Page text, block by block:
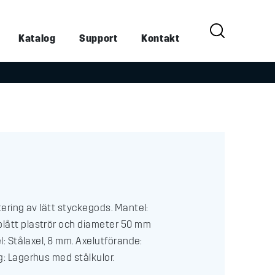
Katalog Support Kontakt
av lätt styckegods. Mantel:
plaströr och diameter 50 mm
Stålaxel, 8 mm. Axelutförande:
Lagerhus med stålkulor.